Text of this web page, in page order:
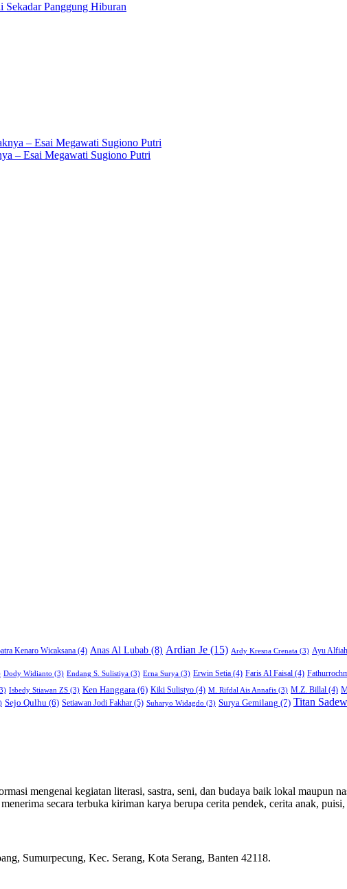
Panggung Hiburan
– Esai Megawati Sugiono Putri
Kenaro Wicaksana (4) Anas Al Lubab (8) Ardian Je (15) Ardy Kresna Crenata (3) Ayu
Dody Widianto (3) Endang S. Sulistiya (3) Erna Surya (3) Erwin Setia (4) Faris Al Faisal (4)
Isbedy Stiawan ZS (3) Ken Hanggara (6) Kiki Sulistyo (4) M. Rifdal Ais Annafis (3) M.Z. Billal (4)
Sejo Qulhu (6) Setiawan Jodi Fakhar (5) Suharyo Widagdo (3) Surya Gemilang (7) Titan
mengenai kegiatan literasi, sastra, seni, dan budaya baik lokal maupun
secara terbuka kiriman karya berupa cerita pendek, cerita anak,
Sumurpecung, Kec. Serang, Kota Serang, Banten 42118.